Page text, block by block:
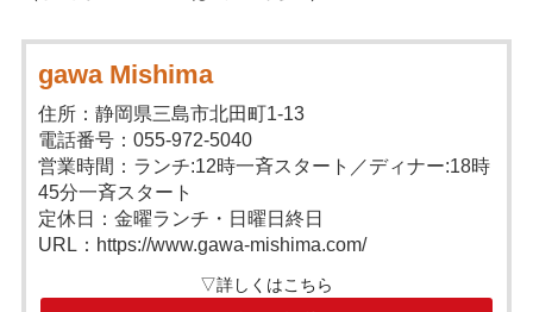
gawa Mishima
住所：静岡県三島市北田町1-13
電話番号：055-972-5040
営業時間：ランチ:12時一斉スタート／ディナー:18時
45分一斉スタート
定休日：金曜ランチ・日曜日終日
URL：https://www.gawa-mishima.com/
▽詳しくはこちら